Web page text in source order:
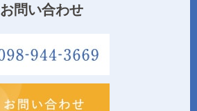
お問い合わせ